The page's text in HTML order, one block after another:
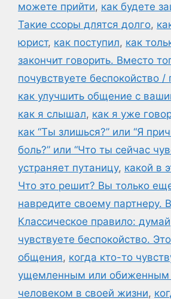
можете прийти, как будете
Такие ссоры длятся долго,
юрист, как поступил, как
закончит говорить. Вместо
почувствуете беспокойство /
как улучшить общение с
как я слышал, как я уже
как “Ты злишься?” или “Я
боль?” или “Что ты сейчас
устраняет путаницу, какой в
Что это решит? Вы только
навредите своему партнеру.
Классическое правило: думай
чувствуете беспокойство.
общения, когда кто-то
ущемленным или обиженным
человеком в своей жизни,